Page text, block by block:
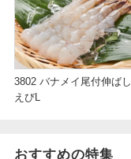
3802 バナメイ尾付伸ばし
えびL
おすすめの特集